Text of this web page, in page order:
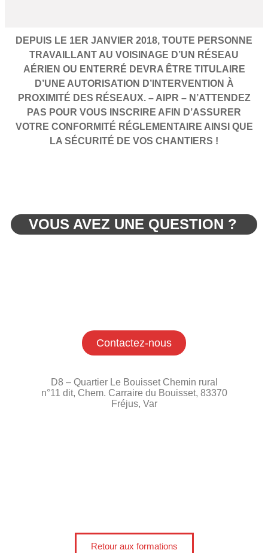
DEPUIS LE 1ER JANVIER 2018, TOUTE PERSONNE
TRAVAILLANT AU VOISINAGE D’UN RÉSEAU
AÉRIEN OU ENTERRÉ DEVRA ÊTRE TITULAIRE
D’UNE AUTORISATION D’INTERVENTION À
PROXIMITÉ DES RÉSEAUX. – AIPR – N’ATTENDEZ
PAS POUR VOUS INSCRIRE AFIN D’ASSURER
VOTRE CONFORMITÉ RÉGLEMENTAIRE AINSI QUE
LA SÉCURITÉ DE VOS CHANTIERS !
VOUS AVEZ UNE QUESTION ?
Contactez-nous
D8 – Quartier Le Bouisset Chemin rural
n°11 dit, Chem. Carraire du Bouisset, 83370
Fréjus, Var
Retour aux formations